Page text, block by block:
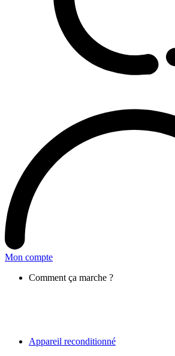
Mon compte
Comment ça marche ?
Appareil reconditionné